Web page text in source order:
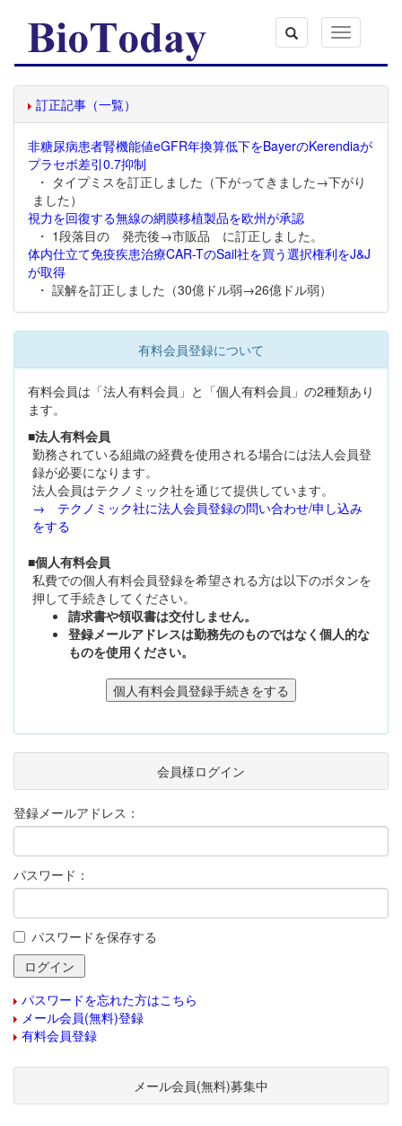
Toggle
navigation
訂正記事（一覧）
非糖尿病患者腎機能値eGFR年換算低下をBayerのKerendiaが
プラセボ差引0.7抑制
・ タイプミスを訂正しました（下がってきました→下がり
ました）
視力を回復する無線の網膜移植製品を欧州が承認
・ 1段落目の 発売後→市販品 に訂正しました。
体内仕立て免疫疾患治療CAR-TのSail社を買う選択権利をJ&J
が取得
・ 誤解を訂正しました（30億ドル弱→26億ドル弱）
有料会員登録について
有料会員は「法人有料会員」と「個人有料会員」の2種類あり
ます。
■法人有料会員
勤務されている組織の経費を使用される場合には法人会員登
録が必要になります。
法人会員はテクノミック社を通じて提供しています。
→ テクノミック社に法人会員登録の問い合わせ/申し込み
をする
■個人有料会員
私費での個人有料会員登録を希望される方は以下のボタンを
押して手続きしてください。
請求書や領収書は交付しません。
登録メールアドレスは勤務先のものではなく個人的な
ものを使用ください。
会員様ログイン
登録メールアドレス：
パスワード：
パスワードを保存する
パスワードを忘れた方はこちら
メール会員(無料)登録
有料会員登録
メール会員(無料)募集中